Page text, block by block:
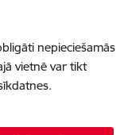
nepieciešamās
vietnē var tikt